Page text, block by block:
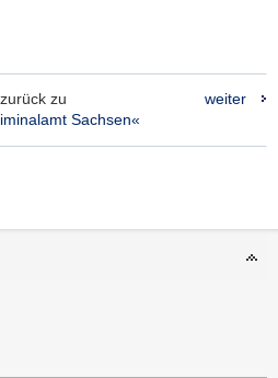
zurück zu
Sachsen«
weiter